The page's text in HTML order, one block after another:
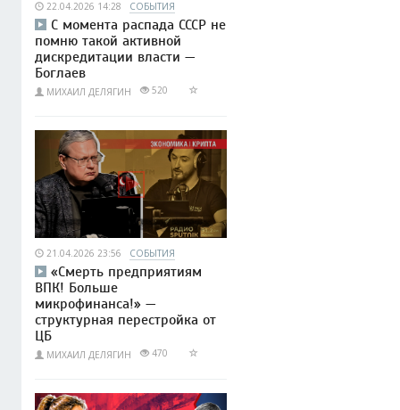
22.04.2026 14:28 СОБЫТИЯ
С момента распада СССР не
помню такой активной
дискредитации власти —
Боглаев
МИХАИЛ ДЕЛЯГИН 520
21.04.2026 23:56 СОБЫТИЯ
«Смерть предприятиям
ВПК! Больше
микрофинанса!» —
структурная перестройка от
ЦБ
МИХАИЛ ДЕЛЯГИН 470